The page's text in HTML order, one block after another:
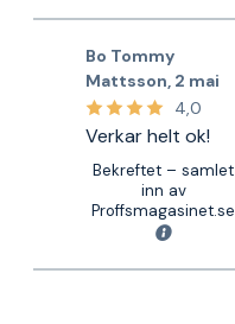
Bo Tommy
Mattsson, 2 mai
4,0
Verkar helt ok!
Bekreftet – samlet
inn av
Proffsmagasinet.se